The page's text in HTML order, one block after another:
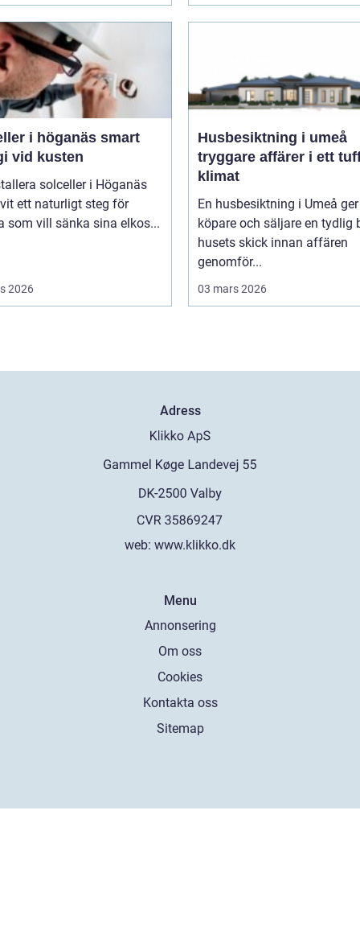
i höganäs smart
vid kusten
solceller i Höganäs
ett naturligt steg för
som vill sänka sina elkos...
2026
Husbesiktning i umeå
tryggare affärer i ett
klimat
En husbesiktning i Umeå ger
köpare och säljare en tydlig
husets skick innan affären
genomför...
03 mars 2026
Adress
web: www.klikko.dk
Menu
Annonsering
Om oss
Cookies
Kontakta oss
Sitemap